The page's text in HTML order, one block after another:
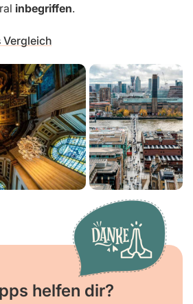
inbegriffen.
Vergleich
helfen dir?